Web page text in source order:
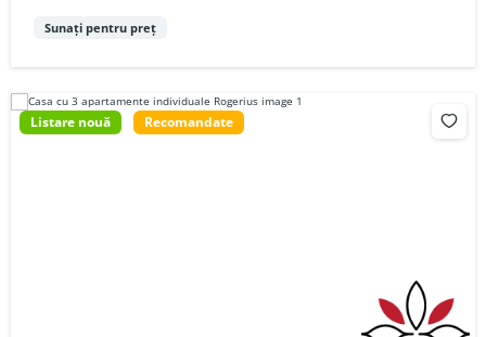
Sunați pentru preț
Listare nouă Recomandate